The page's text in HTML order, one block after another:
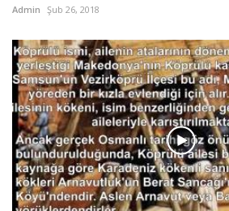
Admin Şub 26, 2018